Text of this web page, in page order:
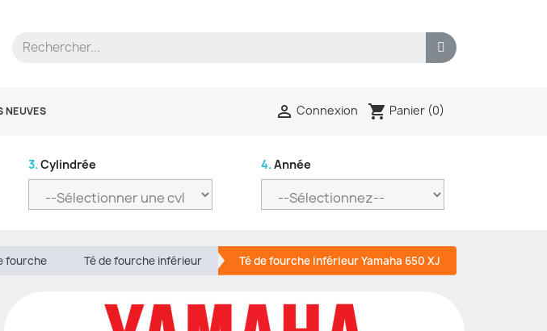
NEUVES  Connexion shopping_cart Panier (0)
3. Cylindrée 4. Année
fourche Té de fourche inférieur Té de fourche inférieur Yamaha 650 XJ